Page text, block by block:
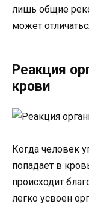
лишь общие
может
Реакция
крови
Когда человек
попадает в
происходит
легко усвоен